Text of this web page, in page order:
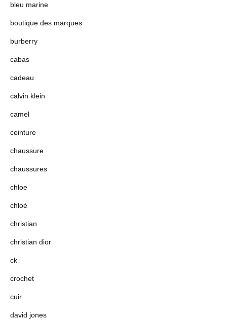
bleu marine
boutique des marques
burberry
cabas
cadeau
calvin klein
camel
ceinture
chaussure
chaussures
chloe
chloé
christian
christian dior
ck
crochet
cuir
david jones